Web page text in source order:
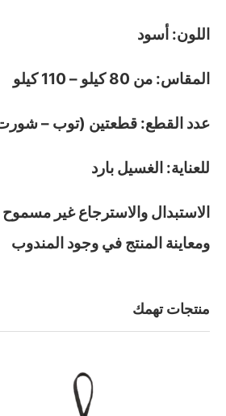
اللون: أسود
المقاس: من 80 كيلو – 110 كيلو
عدد القطع: قطعتين (توب –
للعناية: الغسيل بارد
الاستبدال والاسترجاع غير مسموح
ومعاينة المنتج في وجود المندوب
منتجات تهمك